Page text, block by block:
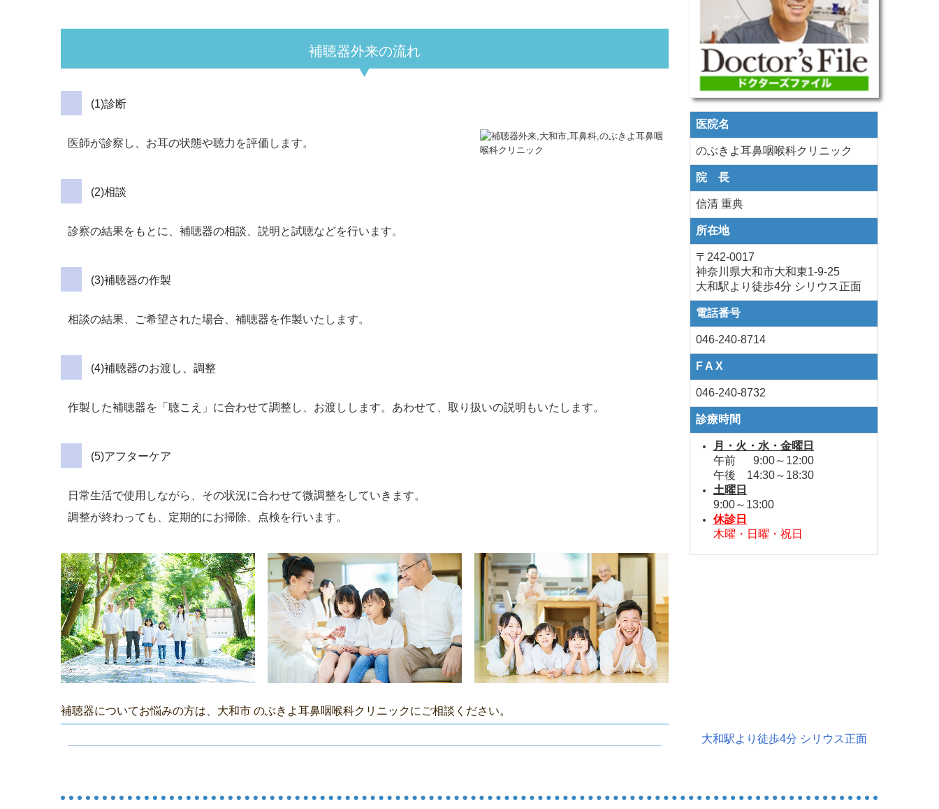
補聴器外来の流れ
(1)診断
医師が診察し、お耳の状態や聴力を評価します。
(2)相談
診察の結果をもとに、補聴器の相談、説明と試聴などを行います。
(3)補聴器の作製
相談の結果、ご希望された場合、補聴器を作製いたします。
(4)補聴器のお渡し、調整
作製した補聴器を「聴こえ」に合わせて調整し、お渡しします。あわせて、取り扱いの説明もいたします。
(5)アフターケア
日常生活で使用しながら、その状況に合わせて微調整をしていきます。
調整が終わっても、定期的にお掃除、点検を行います。
補聴器についてお悩みの方は、大和市 のぶきよ耳鼻咽喉科クリニックにご相談ください。
医院名
のぶきよ耳鼻咽喉科クリニック
院 長
信清 重典
所在地
〒242-0017
神奈川県大和市大和東1-9-25
大和駅より徒歩4分 シリウス正面
電話番号
046-240-8714
F A X
046-240-8732
診療時間
月・火・水・金曜日
午前
9:00～12:00
午後 14:30～18:30
土曜日
9:00～13:00
休診日
木曜・日曜・祝日
大和駅より徒歩4分 シリウス正面